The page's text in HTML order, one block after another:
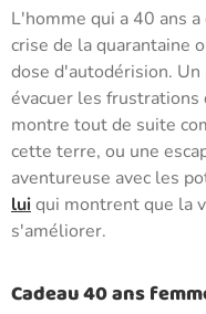
L'homme qui a 40 ans
crise de la quarantaine
dose d'autodérision.
évacuer les frustrations
montre tout de suite
cette terre, ou une
aventureuse avec les
luiqui montrent que la
s'améliorer.
Cadeau 40 ans